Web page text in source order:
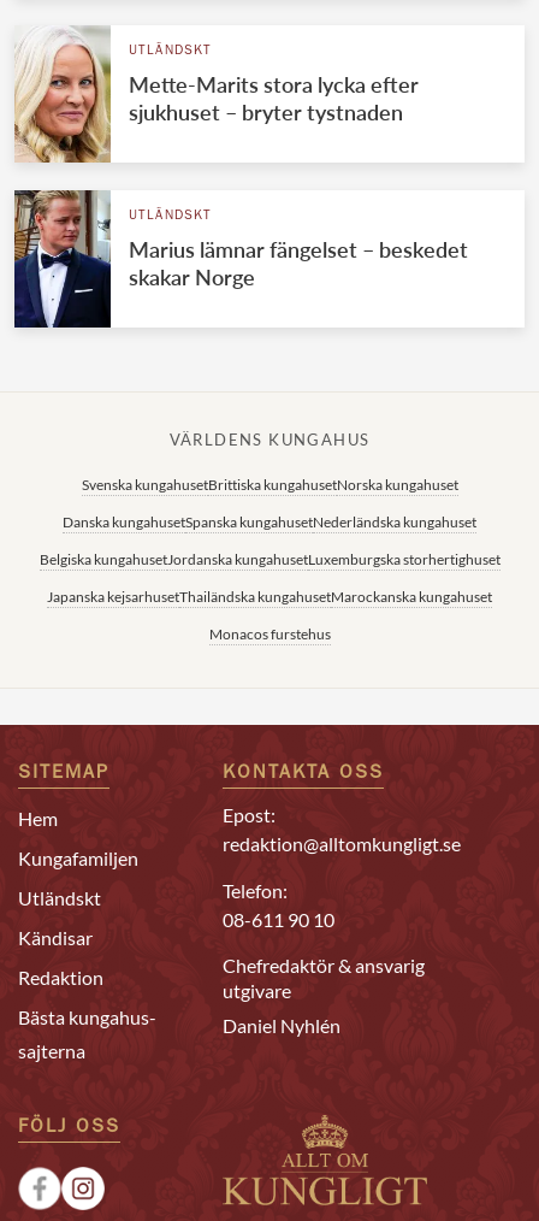
UTLÄNDSKT
Mette-Marits stora lycka efter
sjukhuset – bryter tystnaden
UTLÄNDSKT
Marius lämnar fängelset – beskedet
skakar Norge
VÄRLDENS KUNGAHUS
Svenska kungahusetBrittiska kungahusetNorska kungahuset
Danska kungahusetSpanska kungahusetNederländska kungahuset
Belgiska kungahusetJordanska kungahusetLuxemburgska storhertighuset
Japanska kejsarhusetThailändska kungahusetMarockanska kungahuset
Monacos furstehus
SITEMAP
Hem
Kungafamiljen
Utländskt
Kändisar
Redaktion
Bästa kungahus-
sajterna
KONTAKTA OSS
Epost:
redaktion@alltomkungligt.se
Telefon:
08-611 90 10
Chefredaktör & ansvarig
utgivare
Daniel Nyhlén
FÖLJ OSS